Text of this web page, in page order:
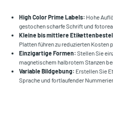
High Color Prime Labels: Hohe
gestochen scharfe Schrift und
Kleine bis mittlere
Platten führen zu reduzierten Kosten
Einzigartige Formen: Stellen Sie
magnetischem halbrotem Stanzen
Variable Bildgebung: Erstellen Sie
Sprache und fortlaufender